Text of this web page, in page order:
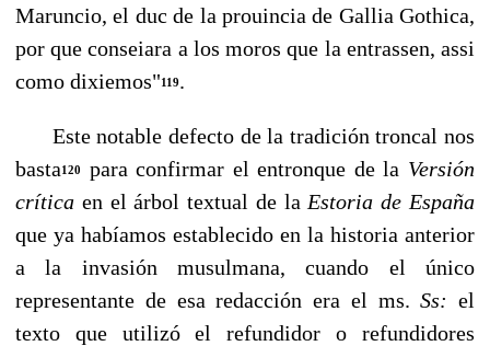
Maruncio, el duc de la prouincia de Gallia Gothica,
por que conseiara a los moros que la entrassen, assi
como dixiemos"119.
Este notable defecto de la tradición troncal nos
basta120 para confirmar el entronque de la Versión
crítica en el árbol textual de la Estoria de España
que ya habíamos esta­blecido en la historia anterior
a la invasión musulmana, cuando el único
representante de esa redacción era el ms.Ss: el
texto que utilizó el refundidor o refundidores